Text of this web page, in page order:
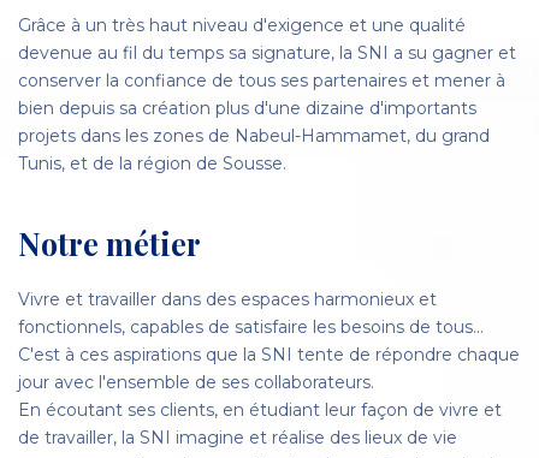
Grâce à un très haut niveau d'exigence et une qualité
devenue au fil du temps sa signature, la SNI a su gagner et
conserver la confiance de tous ses partenaires et mener à
bien depuis sa création plus d'une dizaine d'importants
projets dans les zones de Nabeul-Hammamet, du grand
Tunis, et de la région de Sousse.
Notre métier
Vivre et travailler dans des espaces harmonieux et
fonctionnels, capables de satisfaire les besoins de tous…
C'est à ces aspirations que la SNI tente de répondre chaque
jour avec l'ensemble de ses collaborateurs.
En écoutant ses clients, en étudiant leur façon de vivre et
de travailler, la SNI imagine et réalise des lieux de vie